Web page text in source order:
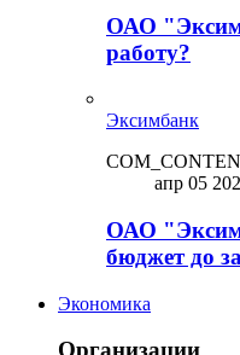
ОАО
работу?
Эксимбанк
апр 05
ОАО
бюджет до
Экономика